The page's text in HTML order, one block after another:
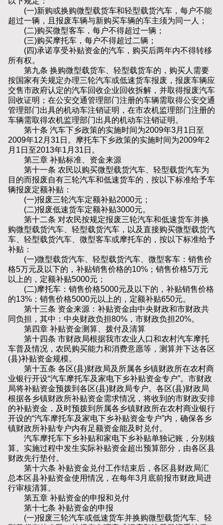
(一)新购或换购微型载货车和轻型载货汽车，每户不能
超过一辆，且报废车辆与新购买车辆的车主须为同一人；
(二)购买微型客车，每户不得超过一辆；
(三)购买摩托车，每户不得超过二辆；
(四)承诺享受补贴资金的汽车，购买后两年内不得转移
所有权。
第九条 换购微型载货车、轻型载货车的，购买人需要
按国家有关规定办理三轮汽车或低速货车报废，报废车辆应
交售市政府认定的汽车回收企业回收拆解，并取得报废汽车
回收证明；在公安交通管理部门注册的车辆需取得公安交通
管理部门出具的机动车注销证明，在市农机监理部门注册的
车辆需取得农机监理部门出具的机动车注销证明。
第十条 汽车下乡政策的实施时间为2009年3月1日至
2009年12月31日。摩托车下乡政策的实施时间为2009年2
月1日至2013年1月31日。
第三章 补贴标准、资金来源
第十一条 农民以购买微型载货汽车、轻型载货汽车为
目的而报废自有三轮汽车和低速货车的，按以下标准给予车
辆报废定额补贴：
(一)报废三轮汽车定额补贴2000元；
(二)报废低速货车定额补贴3000元。
第十二条 对农民按规定报废三轮汽车和低速货车并换
购微型载货汽车、轻型载货汽车，以及直接购买微型载货汽
车、轻型载货汽车、微型客车或摩托车的，按以下标准给予
补贴：
(一)微型载货汽车、轻型载货汽车、微型客车：销售价
格5万元及以下的，补贴销售价格的10%；销售价格5万元
以上的，定额补贴5000元；
(二)摩托车：销售价格5000元及以下的，补贴销售价格
的13%；销售价格5000元以上的，定额补贴650元。
第十三条 资金来源：补贴资金由中央财政和市财政共
同负担，其中：中央财政负担80%，市财政负担20%。
第四章 补贴资金测算、拨付及清算
第十四条 市财政局根据我市农业人口和农村汽车摩托
车普及情况，农民购买能力和消费意愿等，测算并下达各区
(县)补贴资金规模。
第十五条 各区(县)财政局及所属各乡镇财政所在农村商
业银行开设“汽车摩托车及家电下乡补贴资金专户”。市财政
局将补贴资金预拨到各区(县)财政局专户。各区(县)财政局
根据各乡镇财政所补贴资金需求情况，将收到的市财政安排
的补贴资金，及时预拨到所属各乡镇财政所在农村商业银行
开设的“汽车摩托车及家电下乡补贴资金专户”内，确保各乡
镇财政所补贴专户内有足额资金能及时兑付。
汽车摩托车下乡补贴和家电下乡补贴单独记账，分别核
算。实施过程中发生实际补贴资金超出预算部分，由各区县
财政先行垫付。
第十六条 补贴资金兑付工作结束后，各区县财政局汇
总本区县补贴资金使用情况，在每年3月底前报市财政局进
行审核清算。
第五章 补贴资金的申报和兑付
第十七条 补贴资金的申报
(一)报废三轮汽车或低速货车并换购微型载货汽车、轻